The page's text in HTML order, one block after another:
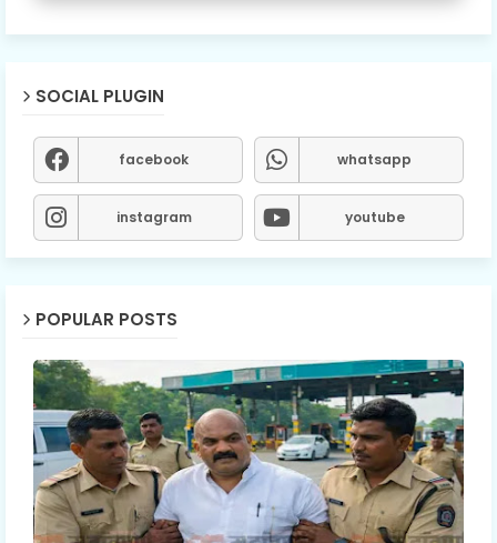
SOCIAL PLUGIN
facebook whatsapp
instagram youtube
POPULAR POSTS